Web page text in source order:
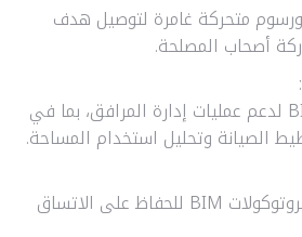
متحركة غامرة لتوصيل هدف
أصحاب المصلحة.
:
الاستفادة من تاريخ BIM لدعم عمليات إدارة المرافق، بما في
الصيانة وتحليل استخدام المساحة.
تطوير وتنفيذ معايير وبروتوكولات BIM للحفاظ على الاتساق